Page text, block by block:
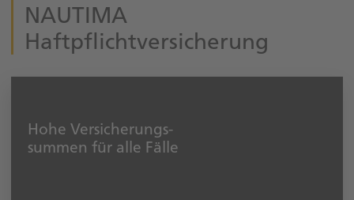
NAUTIMA
Haftpflichtversicherung
Hohe Versicherungs-
summen für alle Fälle